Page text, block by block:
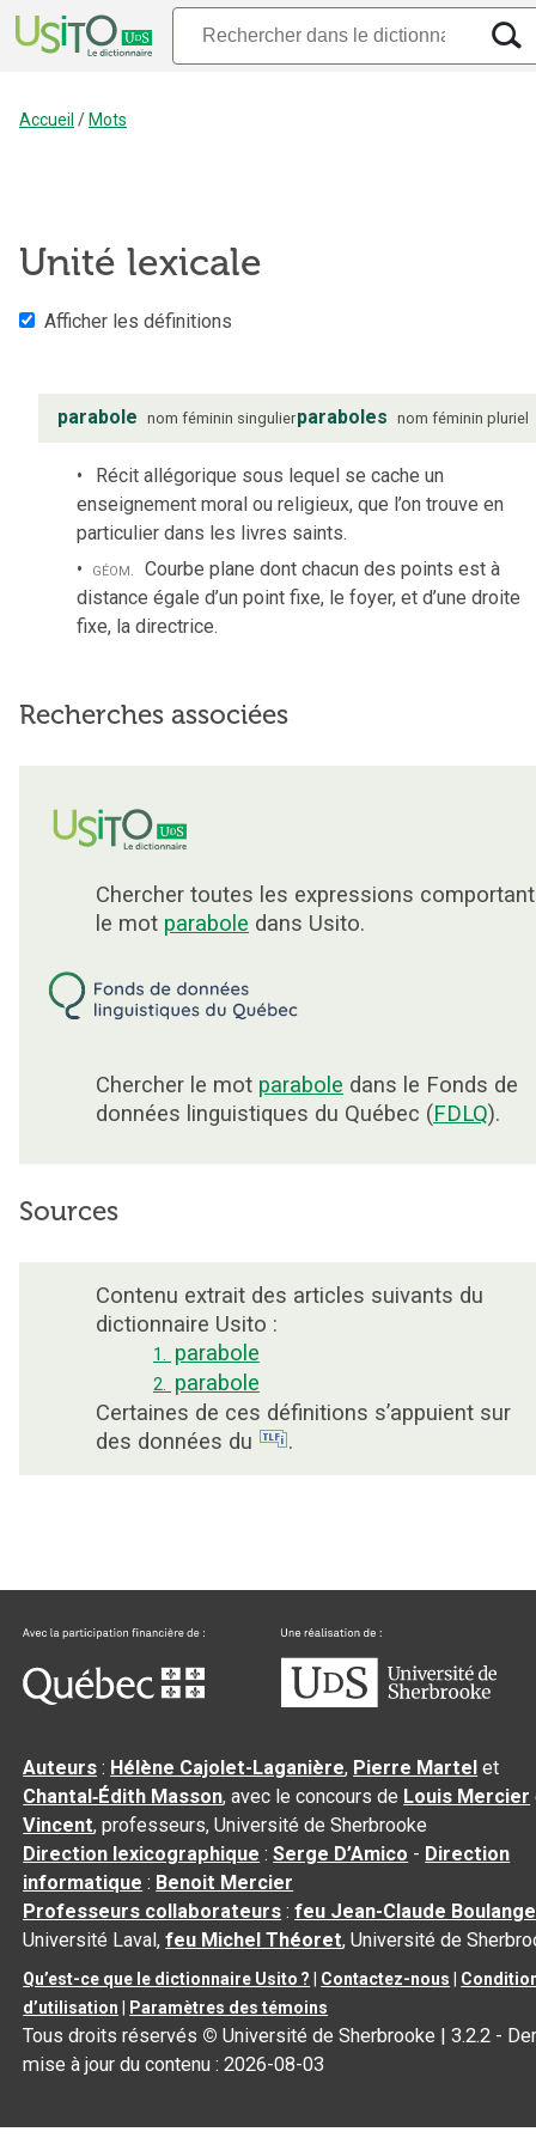
Accueil / Mots
Unité lexicale
Afficher les définitions
parabole nom féminin singulierparaboles nom féminin pluriel
Récit allégorique sous lequel se cache un
enseignement moral ou religieux, que l’on trouve en
particulier dans les livres saints.
géom. Courbe plane dont chacun des points est à
distance égale d’un point fixe, le foyer, et d’une droite
fixe, la directrice.
Recherches associées
Chercher toutes les expressions comportant
le mot parabole dans Usito.
Chercher le mot parabole dans le Fonds de
données linguistiques du Québec (FDLQ).
Sources
Contenu extrait des articles suivants du
dictionnaire Usito :
1. parabole
2. parabole
Certaines de ces définitions s’appuient sur
des données du
.
Auteurs : Hélène Cajolet-Laganière, Pierre Martel et
Chantal‑Édith Masson, avec le concours de Louis Mercier
Vincent, professeurs, Université de Sherbrooke
Direction lexicographique :Serge D’Amico - Direction
informatique : Benoit Mercier
Professeurs collaborateurs :feu Jean-Claude
Université Laval,feu Michel Théoret, Université de
Qu’est-ce que le dictionnaire Usito ? Contactez-nous
d’utilisation
Paramètres des témoins
Tous droits réservés © Université de Sherbrooke |3.2.2 -
mise à jour du contenu :2026-08-03